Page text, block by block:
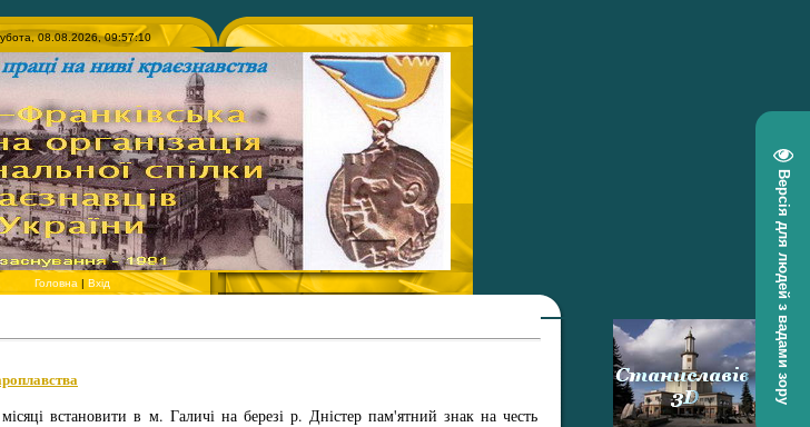
Версія для людей з вадами зору
08.08.2026, 09:57:10
Головна | Вхід
встановити в м. Галичі на березі р. Дністер пам'ятний знак на честь